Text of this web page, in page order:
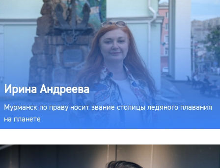
Ирина Андреева
Мурманск по праву носит звание столицы ледяного плавания
на планете